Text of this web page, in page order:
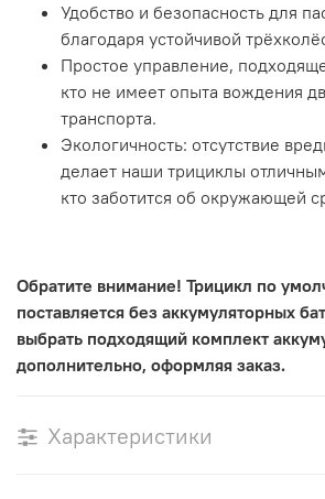
Удобство и безопасность для
благодаря устойчивой
Простое управление,
кто не имеет опыта вождения
транспорта.
Экологичность: отсутствие
делает наши трициклы
кто заботится об окружающей
Обратите внимание! Трицикл по
поставляется без аккумуляторных
выбрать подходящий комплект
дополнительно, оформляя заказ.
Характеристики